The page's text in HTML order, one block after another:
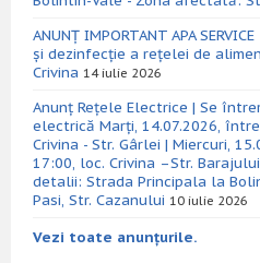
ANUNȚ IMPORTANT APA
și dezinfecție a rețelei de
Crivina 14 iulie 2026
Anunț Rețele Electrice | Se
electrică Marți, 14.07.2026,
Crivina - Str. Gârlei | Miercuri,
17:00, loc. Crivina –Str.
detalii: Strada Principala la
Pasi, Str. Cazanului 10 iulie 2026
Vezi toate anunțurile.